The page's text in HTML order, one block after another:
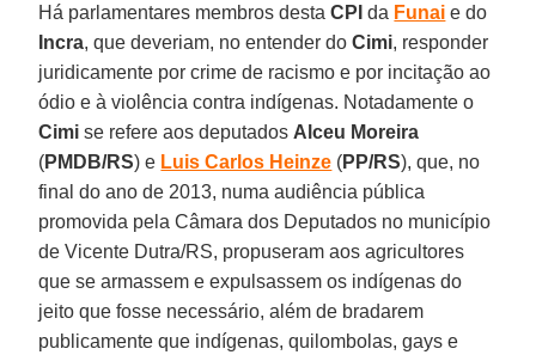
Há parlamentares membros destaCPI da Funai e do
Incra, que deveriam, no entender doCimi, responder
juridicamente por crime de racismo e por incitação ao
ódio e à violência contra indígenas. Notadamente o
Cimi se refere aos deputados Alceu Moreira
(PMDB/RS) e Luis Carlos Heinze (PP/RS), que, no
final do ano de 2013, numa audiência pública
promovida pela Câmara dos Deputados no município
de Vicente Dutra/RS, propuseram aos agricultores
que se armassem e expulsassem os indígenas do
jeito que fosse necessário, além de bradarem
publicamente que indígenas, quilombolas, gays e